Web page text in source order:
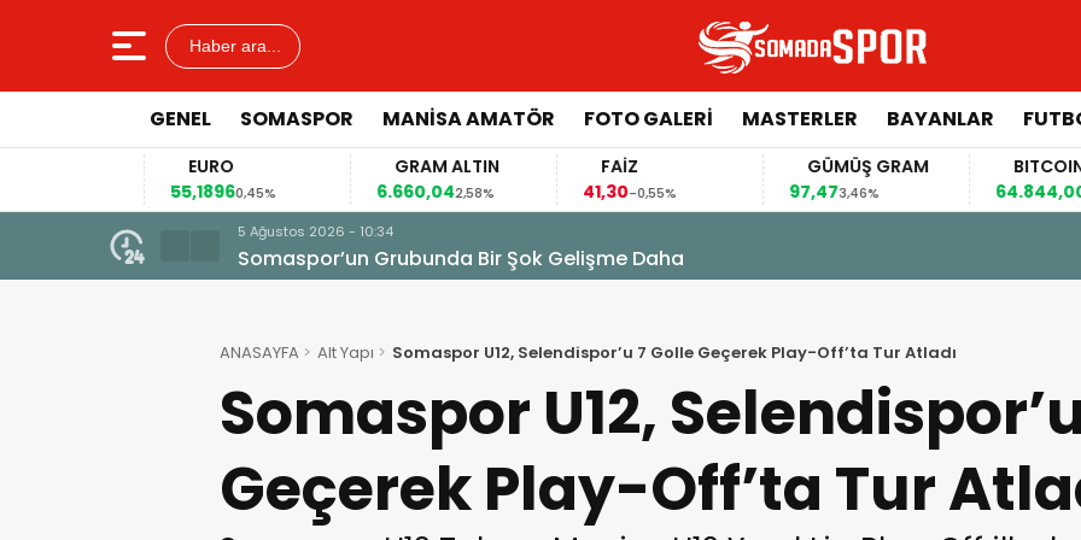
Haber ara...
GENEL SOMASPOR MANISA AMATÖR FOTO GALERI MASTERLER BAYANLAR
EURO
55,18960,45%
GRAM ALTIN
6.660,042,58%
FAİZ
41,30
-0,55%
GÜMÜŞ GRAM
97,47
3,46%
BITCOIN
64.844,000,70%
5 Ağustos 2026 - 10:34
Somaspor’un Grubunda Bir Şok Gelişme Daha
ANASAYFA Alt Yapı Somaspor U12, Selendispor’u 7 Golle Geçerek Play-Off’ta Tur Atladı
Somaspor U12,
Geçerek Play-Off’ta Tur